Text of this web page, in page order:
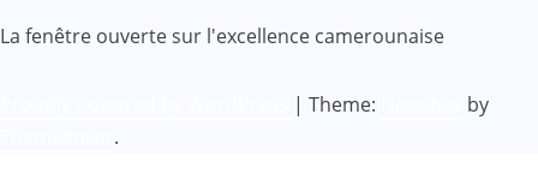
La fenêtre ouverte sur l'excellence camerounaise
| Theme:
by
.